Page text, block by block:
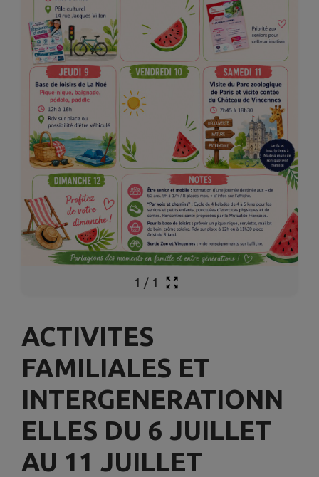
1 / 1
ACTIVITES
FAMILIALES ET
INTERGENERATIONN
ELLES DU 6 JUILLET
AU 11 JUILLET